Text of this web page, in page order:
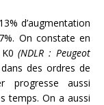
d’augmentation
On constate en
K0(NDLR : Peugeot
des ordres de
progresse aussi
temps. On a aussi